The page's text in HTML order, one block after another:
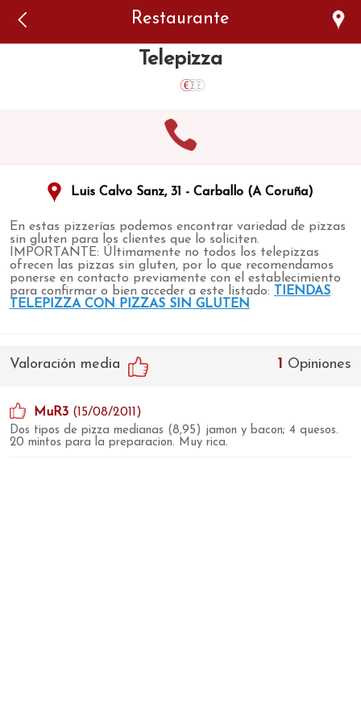
Restaurante
Telepizza
Luis Calvo Sanz, 31 - Carballo (A Coruña)
En estas pizzerías podemos encontrar variedad de pizzas
sin gluten para los clientes que lo soliciten.
IMPORTANTE: Últimamente no todos los telepizzas
ofrecen las pizzas sin gluten, por lo que recomendamos
ponerse en contacto previamente con el establecimiento
para confirmar o bien acceder a este listado:
TIENDAS
TELEPIZZA CON PIZZAS SIN GLUTEN
1 Opiniones
Valoración media
MuR3 (15/08/2011)
Dos tipos de pizza medianas (8,95) jamon y bacon; 4 quesos.
20 mintos para la preparacion. Muy rica.
authorized to show the cookie declaration for domain group
ID 546ddaab-b478-4440-aa8a-3b0205284212. Please add it to
the domain group in the Cookiebot Manager to authorize